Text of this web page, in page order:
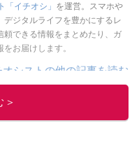
「イチオシ」 を運営。スマホや
ジタルライフを豊かにするレ
頼できる情報をまとめたり、ガ
お届けします。
オシストの他の記事を読む